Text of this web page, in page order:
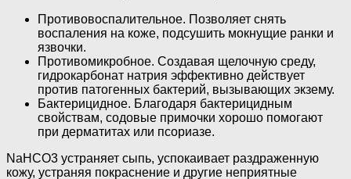
Противовоспалительное. Позволяет снять
воспаления на коже, подсушить мокнущие ранки и
язвочки.
Противомикробное. Создавая щелочную среду,
гидрокарбонат натрия эффективно действует
против патогенных бактерий, вызывающих экзему.
Бактерицидное. Благодаря бактерицидным
свойствам, содовые примочки хорошо помогают
при дерматитах или псориазе.
NaHCO3 устраняет сыпь, успокаивает раздраженную
кожу, устраняя покраснение и другие неприятные